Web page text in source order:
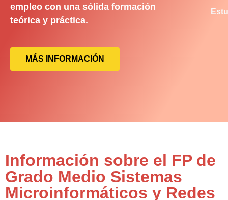
empleo con una sólida formación
teórica y práctica.
MÁS INFORMACIÓN
Información sobre el FP de
Grado Medio Sistemas
Microinformáticos y Redes